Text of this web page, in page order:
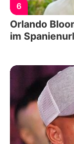
6
Orlando
im